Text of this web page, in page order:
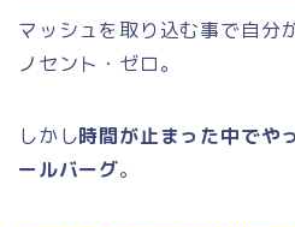
マッシュを取り込む事で自分
ノセント・ゼロ。
しかし時間が止まった中でや
ールバーグ。